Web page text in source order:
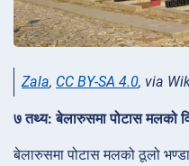
Zala, CC BY-SA 4.0, via
७ तथ्य: बेलारुसमा पोटास मलको
बेलारुसमा पोटास मलको ठूलो